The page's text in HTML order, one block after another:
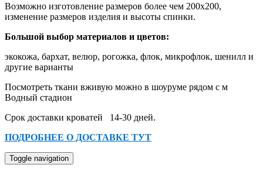
Возможно изготовление размеров более чем 200х200,
изменение размеров изделия и высоты спинки.
Большой выбор материалов и цветов:
экокожа, бархат, велюр, рогожка, флок, микрофлок, шенилл и
другие варианты
Посмотреть ткани вживую можно в шоуруме рядом с м
Водный стадион
Срок доставки кроватей 14-30 дней.
ПОДРОБНЕЕ О ДОСТАВКЕ ТУТ
Toggle navigation